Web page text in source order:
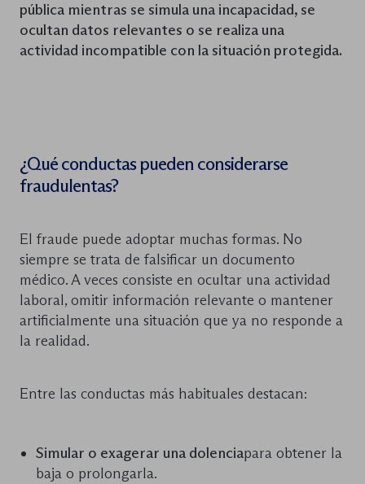
pública mientras se simula una incapacidad, se
ocultan datos relevantes o se realiza una
actividad incompatible con la situación protegida.
¿Qué conductas pueden considerarse
fraudulentas?
El fraude puede adoptar muchas formas. No
siempre se trata de falsificar un documento
médico. A veces consiste en ocultar una actividad
laboral, omitir información relevante o mantener
artificialmente una situación que ya no responde a
la realidad.
Entre las conductas más habituales destacan:
Simular o exagerar una dolenciapara obtener la
baja o prolongarla.